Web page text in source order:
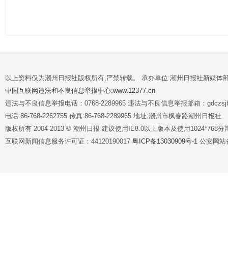
以上资料仅为潮州日报社版权所有,严禁转载。 承办单位:潮州日报社新媒体
中国互联网违法和不良信息举报中心:www.12377.cn
违法与不良信息举报电话：0768-2289965 违法与不良信息举报邮箱：
电话:86-768-2262755 传真:86-768-2289965 地址:潮州市枫春路潮州日报社
版权所有 2004-2013 © 潮州日报 建议使用IE8.0以上版本及使用1024*768分
互联网新闻信息服务许可证：44120190017 粤ICP备13030909号-1 公安网站